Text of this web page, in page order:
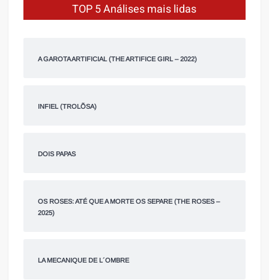
TOP 5 Análises mais lidas
A GAROTA ARTIFICIAL (THE ARTIFICE GIRL – 2022)
INFIEL (TROLÕSA)
DOIS PAPAS
OS ROSES: ATÉ QUE A MORTE OS SEPARE (THE ROSES –
2025)
LA MECANIQUE DE L´OMBRE